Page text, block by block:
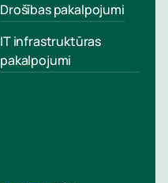
Drošības pakalpojumi
IT infrastruktūras
pakalpojumi